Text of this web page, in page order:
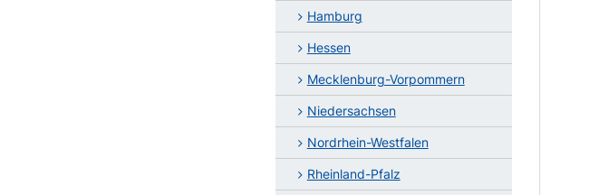
Hamburg
Hessen
Mecklenburg-Vorpommern
Niedersachsen
Nordrhein-Westfalen
Rheinland-Pfalz